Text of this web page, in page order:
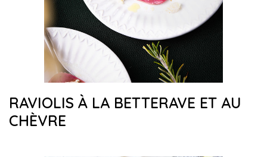
RAVIOLIS À LA BETTERAVE ET AU
CHÈVRE